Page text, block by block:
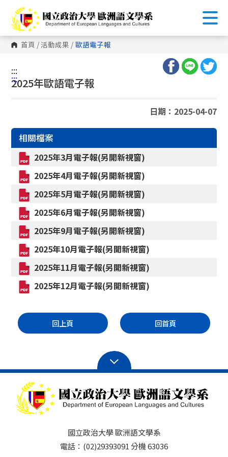
到
主
要
內
容 首頁 /活動成果 / 歐語電子報
:::
:::
2025年歐語電子報
日期：2025-04-07
相關檔案
2025年3月電子報(另開新視窗)
2025年4月電子報(另開新視窗)
2025年5月電子報(另開新視窗)
2025年6月電子報(另開新視窗)
2025年9月電子報(另開新視窗)
2025年10月電子報(另開新視窗)
2025年11月電子報(另開新視窗)
2025年12月電子報(另開新視窗)
回上頁 回首頁
國立政治大學 歐洲語文學系
電話：(02)29393091 分機 63036